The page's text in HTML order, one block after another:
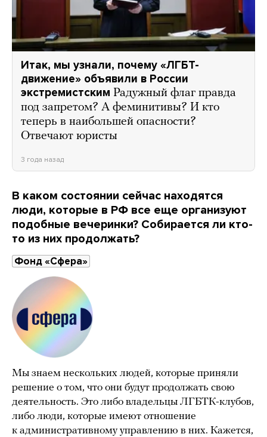
Итак, мы узнали, почему «ЛГБТ-
движение» объявили в России
экстремистским Радужный флаг правда
под запретом? А феминитивы? И кто
теперь в наибольшей опасности?
Отвечают юристы
3 года назад
В каком состоянии сейчас находятся
люди, которые в РФ все еще организуют
подобные вечеринки? Собирается ли кто-
то из них продолжать?
Фонд «Сфера»
Мы знаем нескольких людей, которые приняли
решение о том, что они будут продолжать свою
деятельность. Это либо владельцы ЛГБТК-клубов,
либо люди, которые имеют отношение
к административному управлению в них. Кажется,